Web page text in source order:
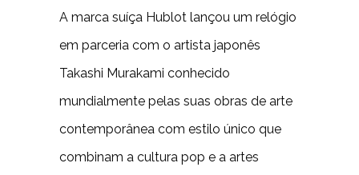
A marca suíça Hublot lançou um relógio
em parceria com o artista japonês
Takashi Murakami conhecido
mundialmente pelas suas obras de arte
contemporânea com estilo único que
combinam a cultura pop e a artes